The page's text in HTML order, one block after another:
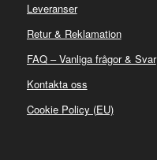
Leveranser
Retur & Reklamation
FAQ – Vanliga frågor & Svar
Kontakta oss
Cookie Policy (EU)